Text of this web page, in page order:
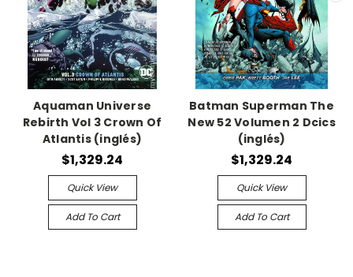
Aquaman Universe
Rebirth Vol 3 Crown Of
Atlantis (inglés)
$1,329.24
Quick View
Add To Cart
Batman Superman The
New 52 Volumen 2 Dcics
(inglés)
$1,329.24
Quick View
Add To Cart